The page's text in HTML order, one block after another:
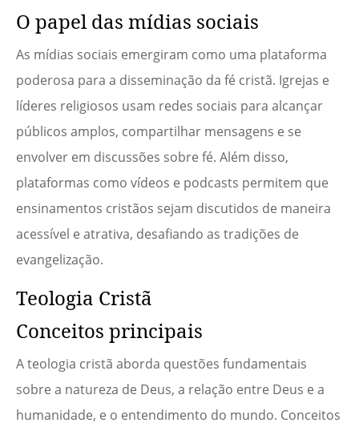
O papel das mídias sociais
As mídias sociais emergiram como uma plataforma
poderosa para a disseminação da fé cristã. Igrejas e
líderes religiosos usam redes sociais para alcançar
públicos amplos, compartilhar mensagens e se
envolver em discussões sobre fé. Além disso,
plataformas como vídeos e podcasts permitem que
ensinamentos cristãos sejam discutidos de maneira
acessível e atrativa, desafiando as tradições de
evangelização.
Teologia Cristã
Conceitos principais
A teologia cristã aborda questões fundamentais
sobre a natureza de Deus, a relação entre Deus e a
humanidade, e o entendimento do mundo. Conceitos